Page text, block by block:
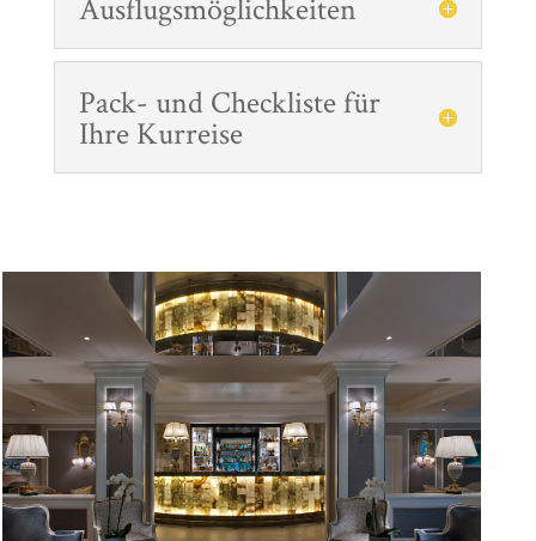
Ausflugsmöglichkeiten
Pack- und Checkliste für
Ihre Kurreise